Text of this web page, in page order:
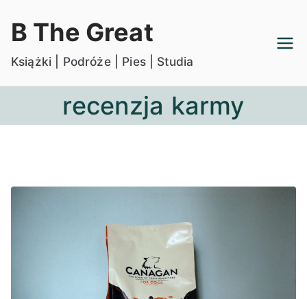
B The Great
Książki | Podróże | Pies | Studia
recenzja karmy